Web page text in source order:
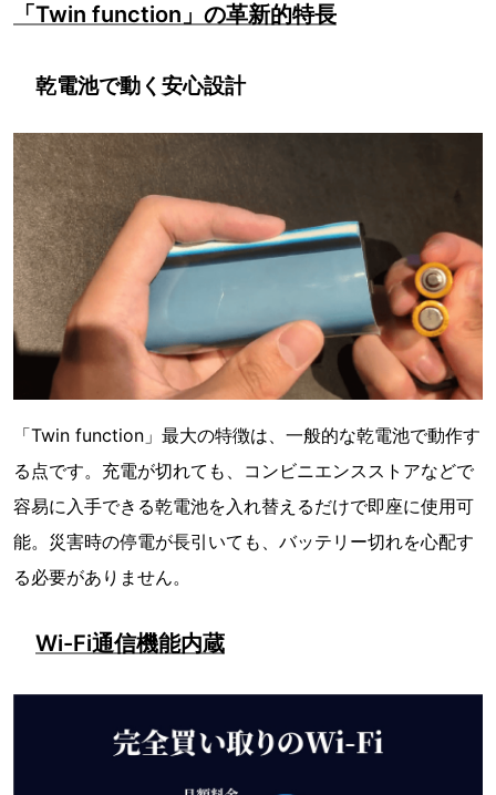
「Twin function」の革新的特長
乾電池で動く安心設計
「Twin function」最大の特徴は、一般的な乾電池で動作す
る点です。充電が切れても、コンビニエンスストアなどで
容易に入手できる乾電池を入れ替えるだけで即座に使用可
能。災害時の停電が長引いても、バッテリー切れを心配す
る必要がありません。
Wi-Fi通信機能内蔵